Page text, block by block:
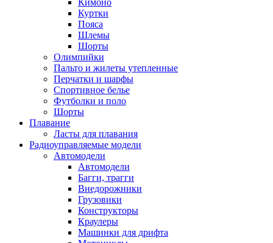
Куртки
Пояса
Шлемы
Шорты
Олимпийки
Пальто и жилеты утепленные
Перчатки и шарфы
Спортивное белье
Футболки и поло
Шорты
Плавание
Ласты для плавания
Радиоуправляемые модели
Автомодели
Автомодели
Багги, трагги
Внедорожники
Грузовики
Конструкторы
Краулеры
Машинки для дрифта